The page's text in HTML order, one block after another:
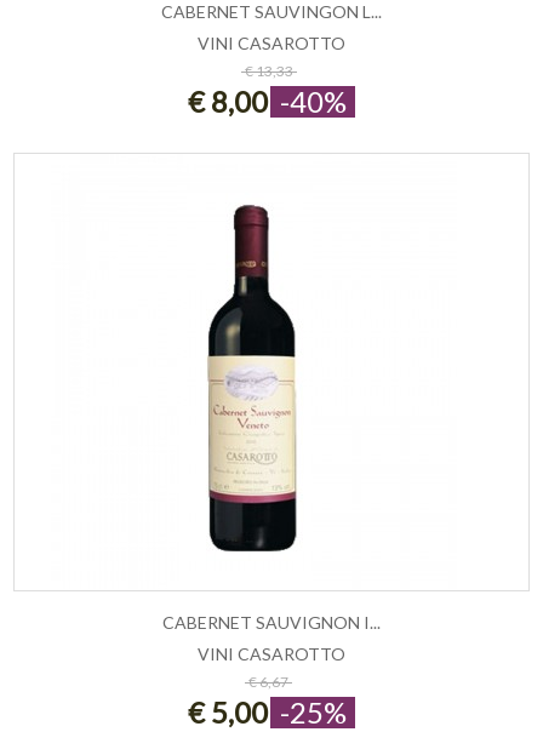
ESAURITO
CABERNET SAUVINGON L...
VINI CASAROTTO
€ 13,33
€ 8,00 -40%
ESAURITO
CABERNET SAUVIGNON I...
VINI CASAROTTO
€ 6,67
€ 5,00 -25%